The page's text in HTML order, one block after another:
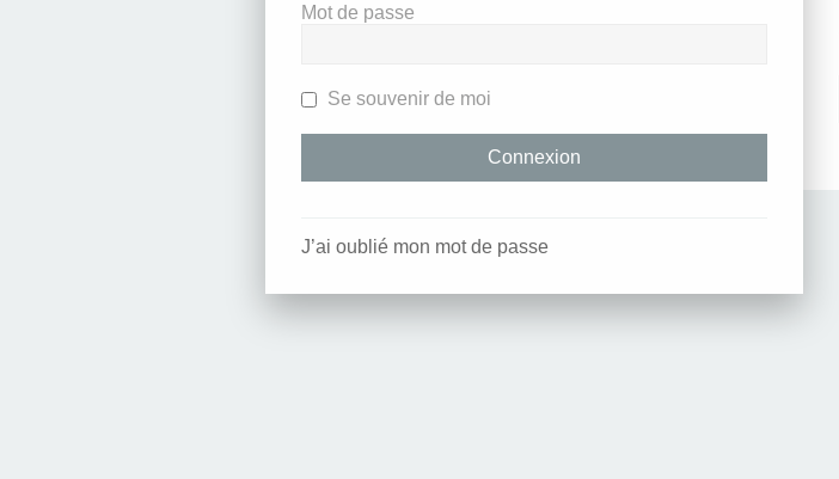
Mot de passe
Se souvenir de moi
J’ai oublié mon mot de passe